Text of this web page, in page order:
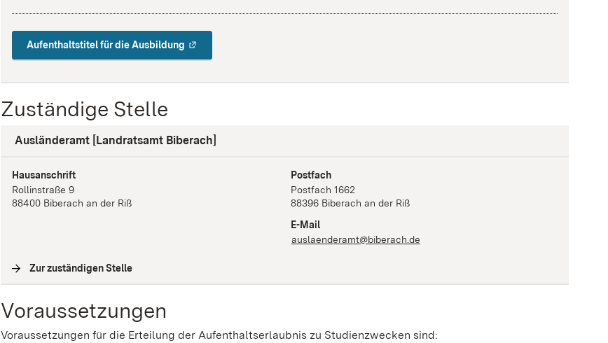
Aufenthaltstitel für die Ausbildung
Zuständige Stelle
Ausländeramt [Landratsamt Biberach]
Hausanschrift
Rollinstraße 9
88400 Biberach an der Riß
Postfach
Postfach 1662
88396 Biberach an der Riß
E-Mail
auslaenderamt@biberach.de
Zur zuständigen Stelle
Voraussetzungen
Voraussetzungen für die Erteilung der Aufenthaltserlaubnis zu Studienzwecken sind: